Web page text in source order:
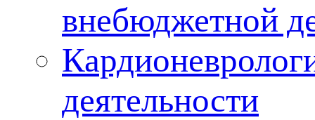
внебюджетной
деятельности